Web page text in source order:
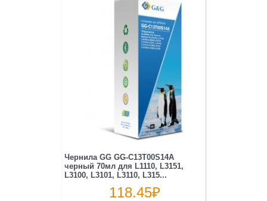
Чернила GG GG-C13T00S14A
черный 70мл для L1110, L3151,
L3100, L3101, L3110, L315...
118.45₽